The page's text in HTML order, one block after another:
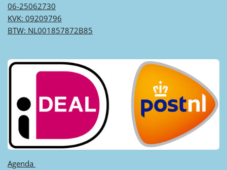
06-25062730
KVK: 09209796
BTW: NL001857872B85
Agenda ​